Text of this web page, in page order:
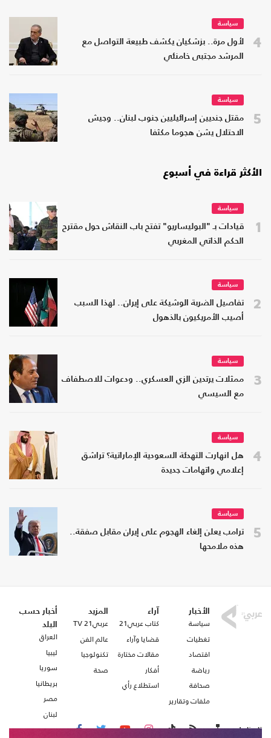
4
سياسة
لأول مرة.. بزشكيان يكشف طبيعة التواصل مع
المرشد مجتبى خامنئي
5
سياسة
مقتل جنديين إسرائيليين جنوب لبنان.. وجيش
الاحتلال يشن هجوما مكثفا
الأكثر قراءة في أسبوع
1
سياسة
قيادات بـ "البوليساريو" تفتح باب النقاش حول مقترح
الحكم الذاتي المغربي
2
سياسة
تفاصيل الضربة الوشيكة على إيران.. لهذا السبب
أصيب الأمريكيون بالذهول
3
سياسة
ممثلات يرتدين الزي العسكري.. ودعوات للاصطفاف
مع السيسي
4
سياسة
هل انهارت التهدئة السعودية الإماراتية؟ تراشق
إعلامي واتهامات جديدة
5
سياسة
ترامب يعلن إلغاء الهجوم على إيران مقابل صفقة..
هذه ملامحها
الأخبار
سياسة
تغطيات
اقتصاد
رياضة
صحافة
ملفات وتقارير
آراء
كتاب عربي21
قضايا وآراء
مقالات مختارة
أفكار
استطلاع رأي
المزيد
عربي21 TV
عالم الفن
تكنولوجيا
صحة
أخبار حسب
البلد
العراق
ليبيا
سوريا
بريطانيا
مصر
لبنان
تابعنا على